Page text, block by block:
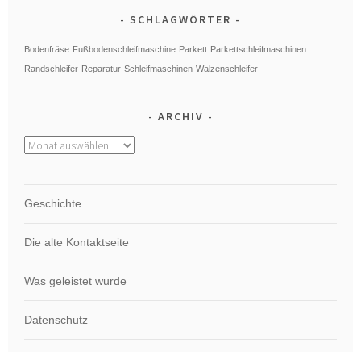
SCHLAGWÖRTER
Bodenfräse Fußbodenschleifmaschine Parkett Parkettschleifmaschinen
Randschleifer Reparatur Schleifmaschinen Walzenschleifer
ARCHIV
Archiv
Geschichte
Die alte Kontaktseite
Was geleistet wurde
Datenschutz